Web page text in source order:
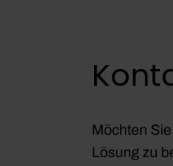
Möchten
Lösung zu